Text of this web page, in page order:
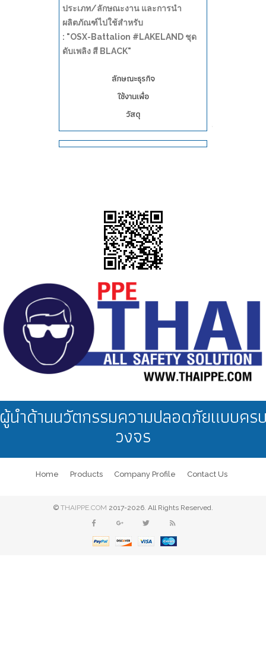
ประเภท/ลักษณะงาน และการนำ
ผลิตภัณฑ์ไปใช้สำหรับ
: "OSX-Battalion #LAKELAND ชุด
ดับเพลิง สี BLACK"
ลักษณะธุรกิจ
ใช้งานเพื่อ
วัสดุ
นำด้านนวัตกรรมความปลอดภัยแบบคร
วงจร
Home Products Company Profile Contact Us
© THAIPPE.COM 2017-2026. All Rights Reserved.